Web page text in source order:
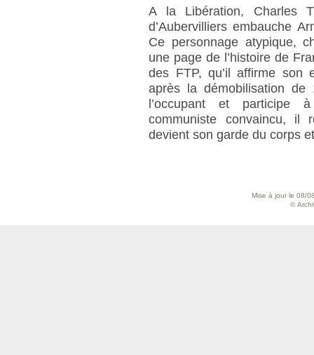
A la Libération, Charles
d’Aubervilliers embauche
Ce personnage atypique,
une page de l’histoire de
des FTP, qu’il affirme son
après la démobilisation
l’occupant et participe
communiste convaincu, il
devient son garde du corps
Mise à jour le 08/
©